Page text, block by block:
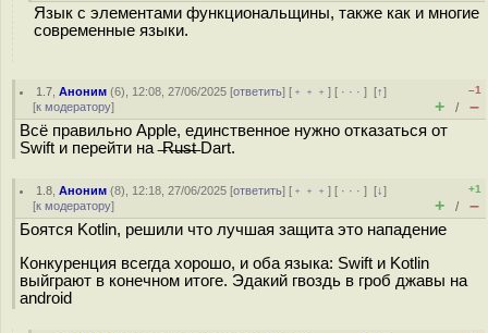
Язык с элементами функциональщины, также как и многие
современные языки.
1.7 ,Аноним (6), 12:08, 27/06/2025 [ответить] [ ﹢﹢﹢] [ · · ·][↑]
[к модератору]
–1
+ / –
Всё правильно Applе, единственное нужно отказаться от
Swift и перейти на ̶R̶u̶s̶t̶ Dart.
1.8 ,Аноним (8), 12:18, 27/06/2025 [ответить] [ ﹢﹢﹢] [ · · ·][↓]
[к модератору]
+1
+ / –
Боятся Kotlin, решили что лучшая защита это нападение
Конкуренция всегда хорошо, и оба языка: Swift и Kotlin
выйграют в конечном итоге. Эдакий гвоздь в гроб джавы на
android